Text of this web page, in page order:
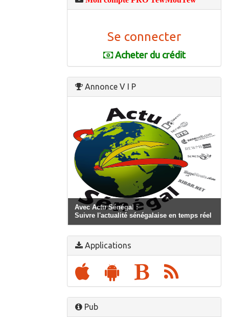
Se connecter
Acheter du crédit
Annonce V I P
Avec Actu Sénégal :
Suivre l'actualité sénégalaise en temps réel
Applications
Pub